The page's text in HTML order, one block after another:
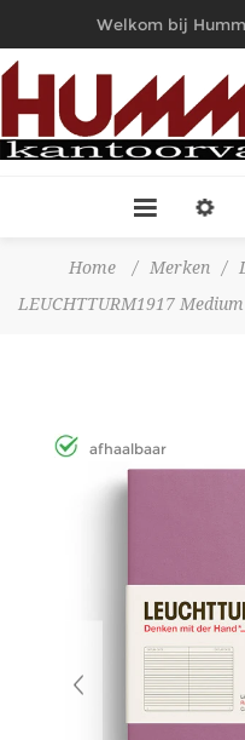
Welkom bij
Home / Merken /
LEUCHTTURM1917
afhaalbaar